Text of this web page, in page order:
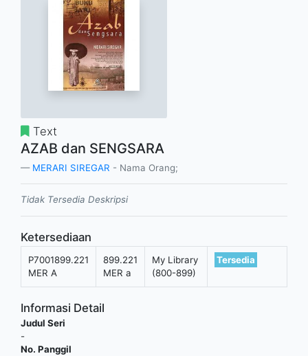
Text
AZAB dan SENGSARA
MERARI SIREGAR - Nama Orang;
Tidak Tersedia Deskripsi
Ketersediaan
P7001899.221
MER A
899.221
MER a
My Library
(800-899)
Tersedia
Informasi Detail
Judul Seri
-
No. Panggil